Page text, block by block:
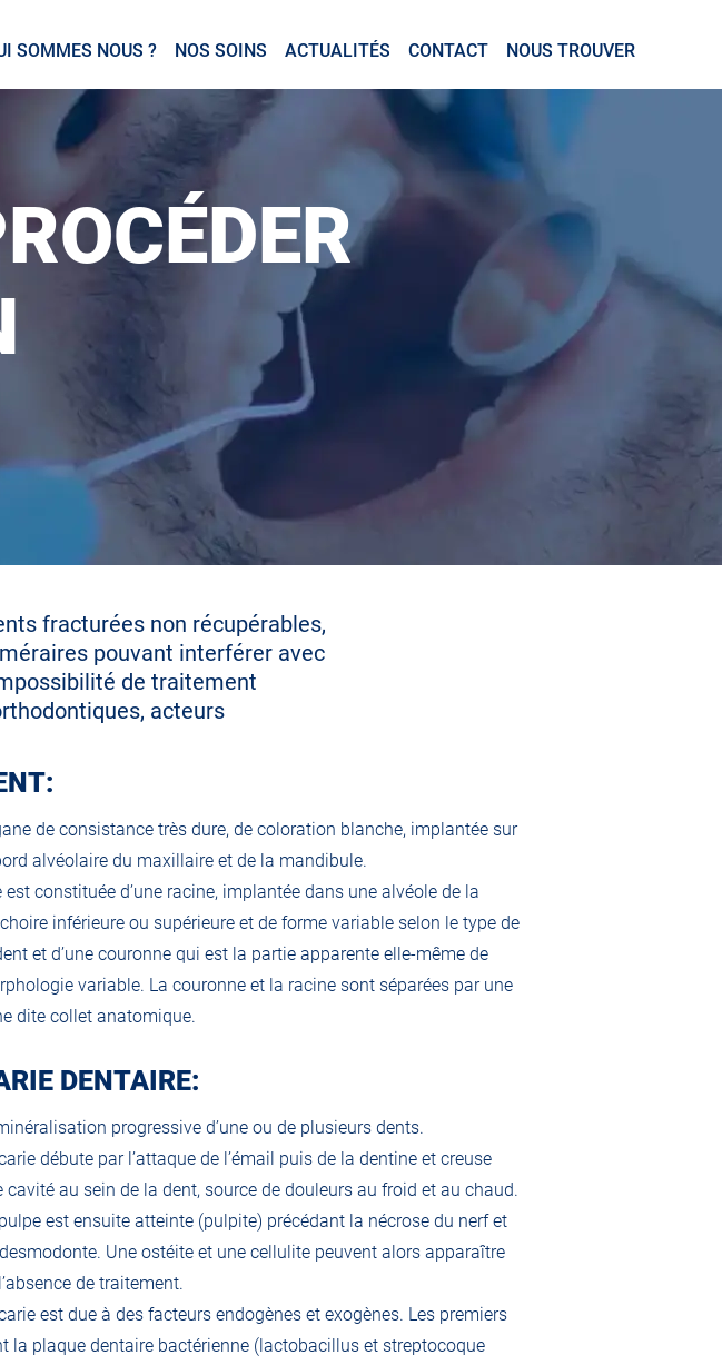
SOMMES NOUS ? NOS SOINS ACTUALITÉS CONTACT NOUS TROUVER
fracturées non récupérables,
pouvant interférer avec
de traitement
acteurs
de consistance très dure, de coloration blanche, implantée sur
alvéolaire du maxillaire et de la mandibule.
est constituée d’une racine, implantée dans une alvéole de la
inférieure ou supérieure et de forme variable selon le type de
et d’une couronne qui est la partie apparente elle-même de
variable. La couronne et la racine sont séparées par une
dite collet anatomique.
DENTAIRE:
progressive d’une ou de plusieurs dents.
débute par l’attaque de l’émail puis de la dentine et creuse
cavité au sein de la dent, source de douleurs au froid et au chaud.
est ensuite atteinte (pulpite) précédant la nécrose du nerf et
Une ostéite et une cellulite peuvent alors apparaître
de traitement.
est due à des facteurs endogènes et exogènes. Les premiers
la plaque dentaire bactérienne (lactobacillus et streptocoque